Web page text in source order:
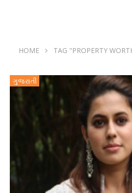
HOME TAG "PROPERTY
ગુજરાતી